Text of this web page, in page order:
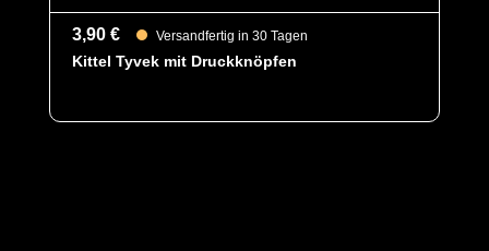
3,90 € Versandfertig in 30 Tagen
Kittel Tyvek mit Druckknöpfen